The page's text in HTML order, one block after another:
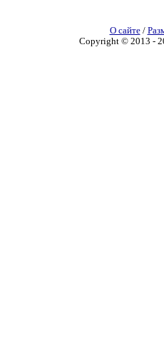
О сайте/
Copyright © 2013 -